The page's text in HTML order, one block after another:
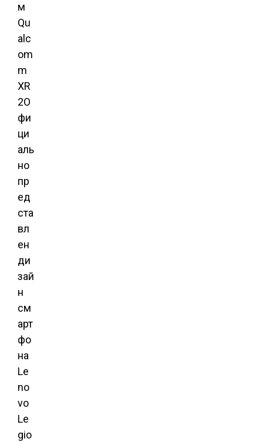
м
Qu
alc
om
m
XR
2О
фи
ци
аль
но
пр
ед
ста
вл
ен
ди
зай
н
см
арт
фо
на
Le
no
vo
Le
gio